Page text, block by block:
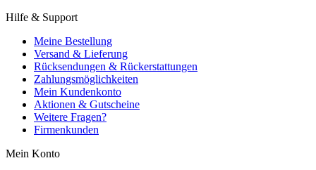
Hilfe & Support
Meine Bestellung
Versand & Lieferung
Rücksendungen & Rückerstattungen
Zahlungsmöglichkeiten
Mein Kundenkonto
Aktionen & Gutscheine
Weitere Fragen?
Firmenkunden
Mein Konto